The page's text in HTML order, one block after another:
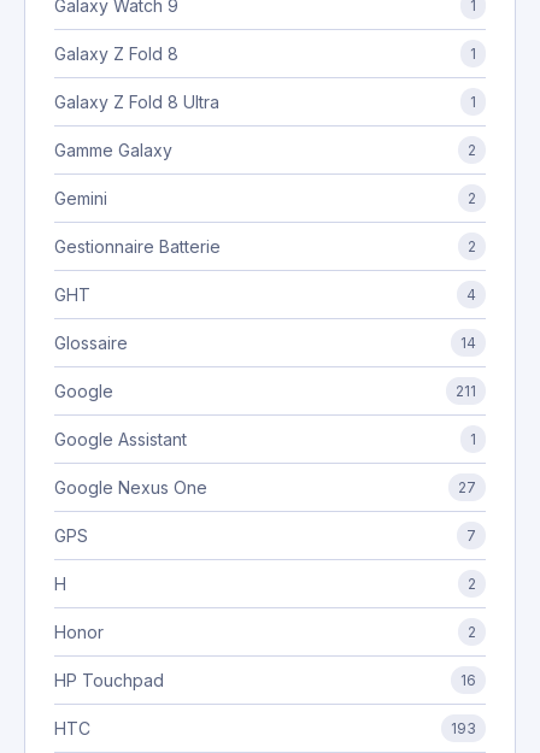
Galaxy Watch 9 1
Galaxy Z Fold 8 1
Galaxy Z Fold 8 Ultra 1
Gamme Galaxy 2
Gemini 2
Gestionnaire Batterie 2
GHT 4
Glossaire 14
Google 211
Google Assistant 1
Google Nexus One 27
GPS 7
H 2
Honor 2
HP Touchpad 16
HTC 193